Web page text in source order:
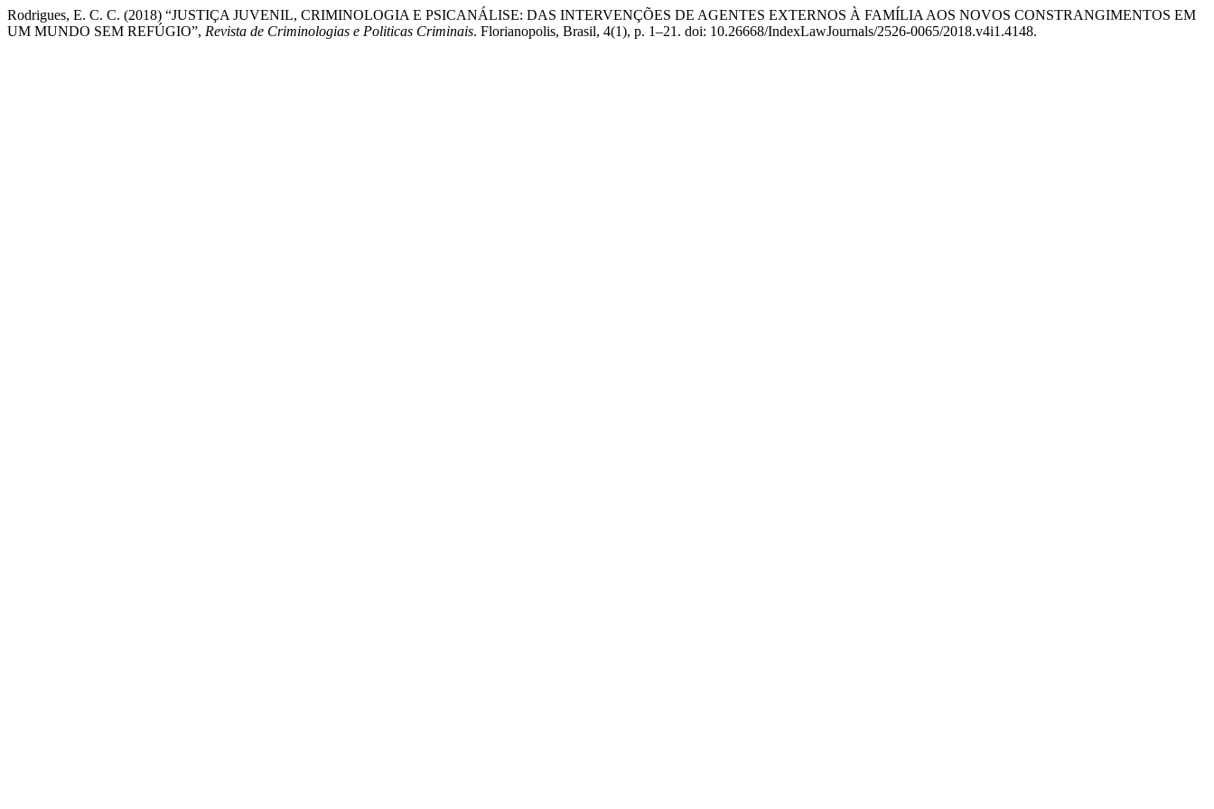
Rodrigues, E. C. C. (2018) “JUSTIÇA JUVENIL, CRIMINOLOGIA E PSICANÁLISE: DAS INTERVENÇÕES DE AGENTES EXTERNOS À FAMÍLIA AOS NOVOS CONSTRANGIMENTOS EM
UM MUNDO SEM REFÚGIO”, Revista de Criminologias e Politicas Criminais. Florianopolis, Brasil, 4(1), p. 1–21. doi: 10.26668/IndexLawJournals/2526-0065/2018.v4i1.4148.